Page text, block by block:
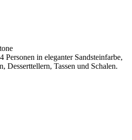
Personen in eleganter Sandsteinfarbe,
Desserttellern, Tassen und Schalen.